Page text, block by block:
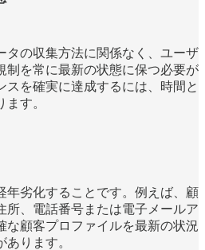
タの収集方法に関係なく、ユーザ
制を常に最新の状態に保つ必要が
スを確実に達成するには、時間と
す。
年劣化することです。例えば、顧
所、電話番号または電子メールア
な顧客プロファイルを最新の状況
ります。